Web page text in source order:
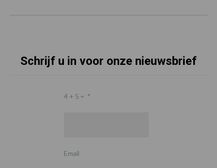
Schrijf u in voor onze nieuwsbrief
4 + 5 = *
Email